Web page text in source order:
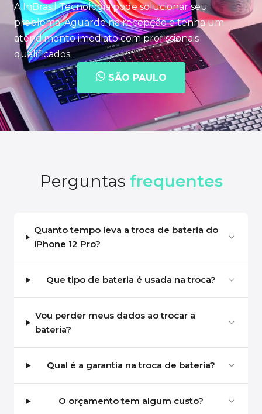
A InBrasil Tecnologia pode solucionar seu
problema! Aguarde na recepção e tenha um
atendimento imediato com profissionais
qualificados.
SÃO PAULO
Perguntas frequentes
Quanto tempo leva a troca de bateria do
iPhone 12 Pro?
Que tipo de bateria é usada na troca?
Vou perder meus dados ao trocar a
bateria?
Qual é a garantia na troca de bateria?
O orçamento tem algum custo?